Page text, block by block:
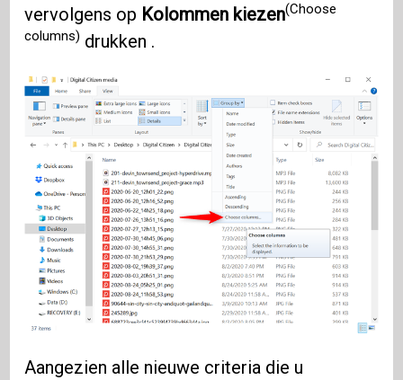
vervolgens op Kolommen kiezen(Choose
columns) drukken .
Aangezien alle nieuwe criteria die u